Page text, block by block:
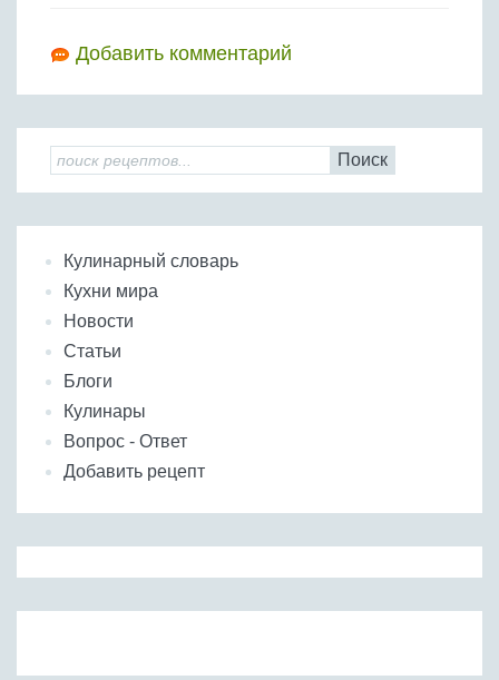
Добавить комментарий
Поиск
Кулинарный словарь
Кухни мира
Новости
Статьи
Блоги
Кулинары
Вопрос - Ответ
Добавить рецепт